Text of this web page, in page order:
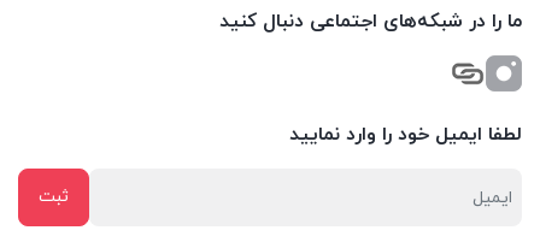
ما را در شبکه‌های اجتماعی دنبال کنید
لطفا ایمیل خود را وارد نمایید